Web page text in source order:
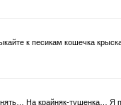
к песикам кошечка
На крайняк-тушенка… Я